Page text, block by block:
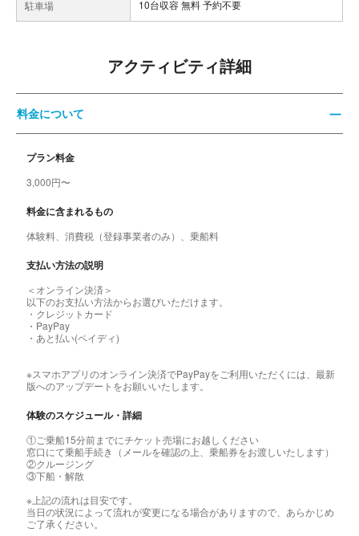
駐車場 10台収容 無料 予約不要
アクティビティ詳細
料金について
プラン料金
3,000円〜
料金に含まれるもの
体験料、消費税（登録事業者のみ）、乗船料
支払い方法の説明
＜オンライン決済＞
以下のお支払い方法からお選びいただけます。
・クレジットカード
・PayPay
・あと払い(ペイディ)
※スマホアプリのオンライン決済でPayPayをご利用いただくには、最新
版へのアップデートをお願いいたします。
体験のスケジュール・詳細
①ご乗船15分前までにチケット売場にお越しください
窓口にて乗船手続き（メールを確認の上、乗船券をお渡しいたします）
②クルージング
③下船・解散
※上記の流れは目安です。
当日の状況によって流れが変更になる場合がありますので、あらかじめ
ご了承ください。